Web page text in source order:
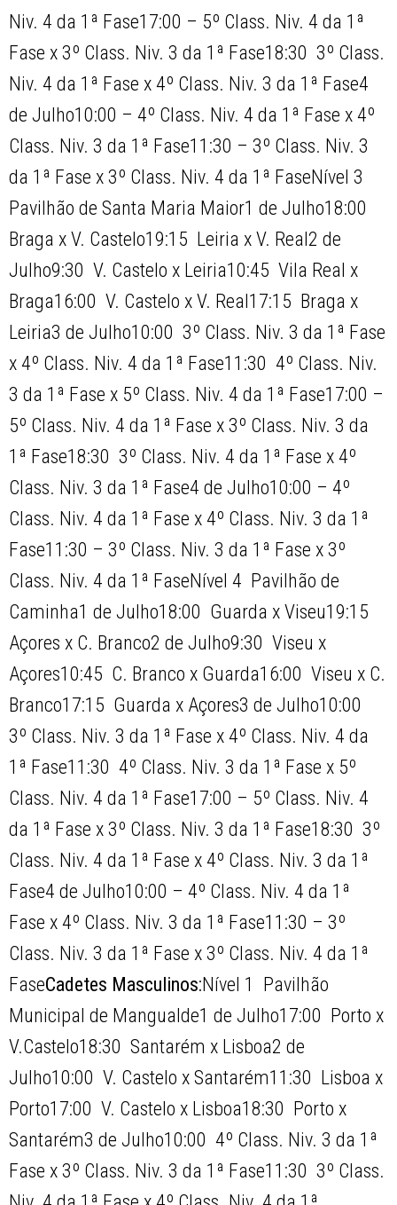
Niv. 4 da 1ª Fase17:00 – 5º Class. Niv. 4 da 1ª
Fase x 3º Class. Niv. 3 da 1ª Fase18:30  3º Class.
Niv. 4 da 1ª Fase x 4º Class. Niv. 3 da 1ª Fase4
de Julho10:00 – 4º Class. Niv. 4 da 1ª Fase x 4º
Class. Niv. 3 da 1ª Fase11:30 – 3º Class. Niv. 3
da 1ª Fase x 3º Class. Niv. 4 da 1ª FaseNível 3 
Pavilhão de Santa Maria Maior1 de Julho18:00 
Braga x V. Castelo19:15  Leiria x V. Real2 de
Julho9:30  V. Castelo x Leiria10:45  Vila Real x
Braga16:00  V. Castelo x V. Real17:15  Braga x
Leiria3 de Julho10:00  3º Class. Niv. 3 da 1ª Fase
x 4º Class. Niv. 4 da 1ª Fase11:30  4º Class. Niv.
3 da 1ª Fase x 5º Class. Niv. 4 da 1ª Fase17:00 –
5º Class. Niv. 4 da 1ª Fase x 3º Class. Niv. 3 da
1ª Fase18:30  3º Class. Niv. 4 da 1ª Fase x 4º
Class. Niv. 3 da 1ª Fase4 de Julho10:00 – 4º
Class. Niv. 4 da 1ª Fase x 4º Class. Niv. 3 da 1ª
Fase11:30 – 3º Class. Niv. 3 da 1ª Fase x 3º
Class. Niv. 4 da 1ª FaseNível 4  Pavilhão de
Caminha1 de Julho18:00  Guarda x Viseu19:15 
Açores x C. Branco2 de Julho9:30  Viseu x
Açores10:45  C. Branco x Guarda16:00  Viseu x C.
Branco17:15  Guarda x Açores3 de Julho10:00 
3º Class. Niv. 3 da 1ª Fase x 4º Class. Niv. 4 da
1ª Fase11:30  4º Class. Niv. 3 da 1ª Fase x 5º
Class. Niv. 4 da 1ª Fase17:00 – 5º Class. Niv. 4
da 1ª Fase x 3º Class. Niv. 3 da 1ª Fase18:30  3º
Class. Niv. 4 da 1ª Fase x 4º Class. Niv. 3 da 1ª
Fase4 de Julho10:00 – 4º Class. Niv. 4 da 1ª
Fase x 4º Class. Niv. 3 da 1ª Fase11:30 – 3º
Class. Niv. 3 da 1ª Fase x 3º Class. Niv. 4 da 1ª
FaseCadetes Masculinos:Nível 1  Pavilhão
Municipal de Mangualde1 de Julho17:00  Porto x
V.Castelo18:30  Santarém x Lisboa2 de
Julho10:00  V. Castelo x Santarém11:30  Lisboa x
Porto17:00  V. Castelo x Lisboa18:30  Porto x
Santarém3 de Julho10:00  4º Class. Niv. 3 da 1ª
Fase x 3º Class. Niv. 3 da 1ª Fase11:30  3º Class.